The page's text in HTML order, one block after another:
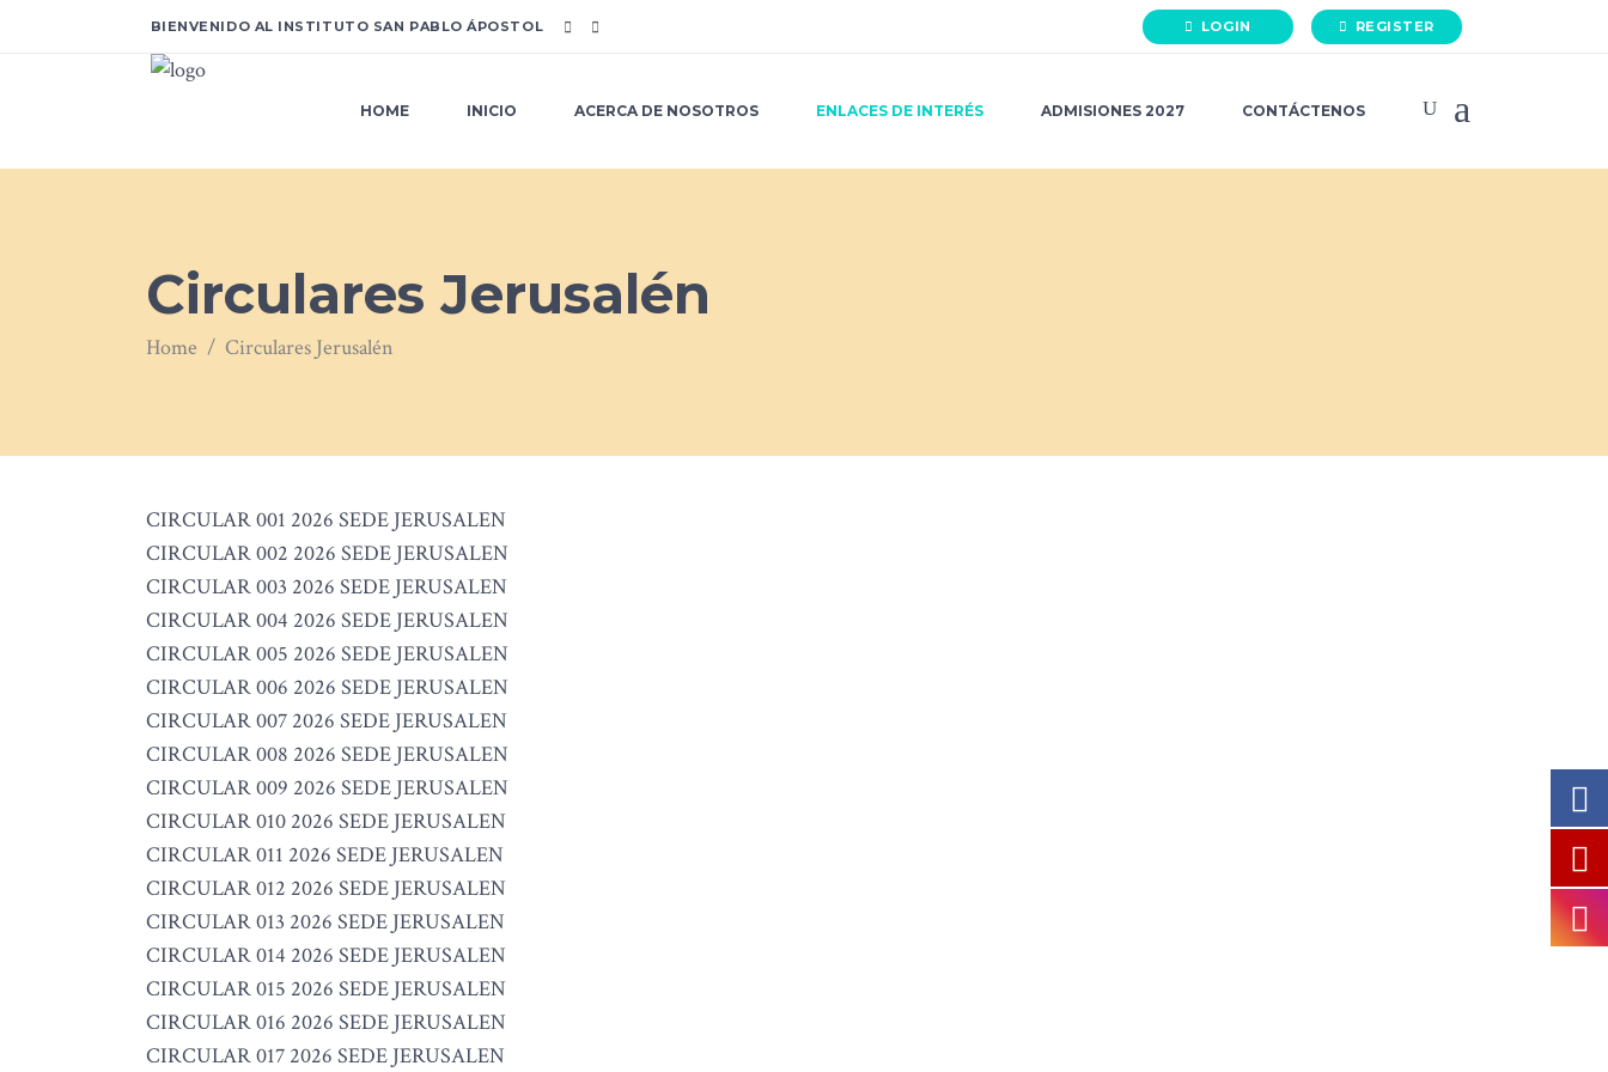
BIENVENIDO AL INSTITUTO SAN PABLO ÁPOSTOL LOGIN REGISTER
HOME INICIO ACERCA DE NOSOTROS ENLACES DE INTERÉS ADMISIONES 2027 CONTÁCTENOS
Circulares Jerusalén
Home / Circulares Jerusalén
CIRCULAR 001 2026 SEDE JERUSALEN
CIRCULAR 002 2026 SEDE JERUSALEN
CIRCULAR 003 2026 SEDE JERUSALEN
CIRCULAR 004 2026 SEDE JERUSALEN
CIRCULAR 005 2026 SEDE JERUSALEN
CIRCULAR 006 2026 SEDE JERUSALEN
CIRCULAR 007 2026 SEDE JERUSALEN
CIRCULAR 008 2026 SEDE JERUSALEN
CIRCULAR 009 2026 SEDE JERUSALEN
CIRCULAR 010 2026 SEDE JERUSALEN
CIRCULAR 011 2026 SEDE JERUSALEN
CIRCULAR 012 2026 SEDE JERUSALEN
CIRCULAR 013 2026 SEDE JERUSALEN
CIRCULAR 014 2026 SEDE JERUSALEN
CIRCULAR 015 2026 SEDE JERUSALEN
CIRCULAR 016 2026 SEDE JERUSALEN
CIRCULAR 017 2026 SEDE JERUSALEN